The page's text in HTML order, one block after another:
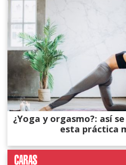
¿Yoga y orgasmo?: así
esta práctica